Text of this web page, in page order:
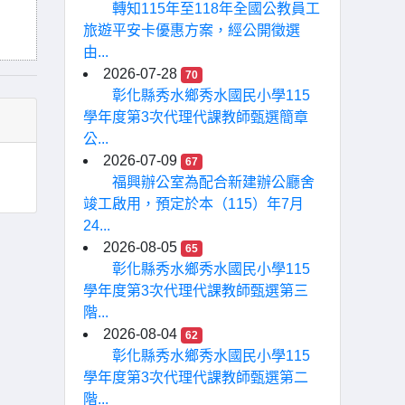
轉知115年至118年全國公教員工
旅遊平安卡優惠方案，經公開徵選
由...
2026-07-28
70
彰化縣秀水鄉秀水國民小學115
學年度第3次代理代課教師甄選簡章
公...
2026-07-09
67
福興辦公室為配合新建辦公廳舍
竣工啟用，預定於本（115）年7月
24...
2026-08-05
65
彰化縣秀水鄉秀水國民小學115
學年度第3次代理代課教師甄選第三
階...
2026-08-04
62
彰化縣秀水鄉秀水國民小學115
學年度第3次代理代課教師甄選第二
階...